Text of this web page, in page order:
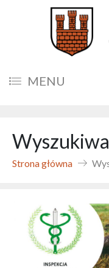
MENU
Strona główna